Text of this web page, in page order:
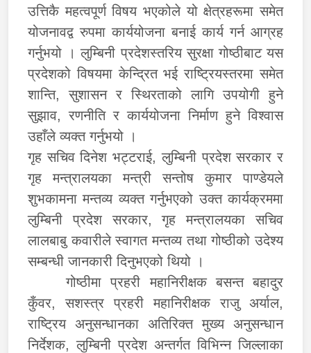
उत्तिकै महत्वपूर्ण विषय भएकोले यो क्षेत्रहरूमा समेत
योजनावद्व रुपमा कार्ययोजना बनाई कार्य गर्न आग्रह
गर्नुभयो । लुम्बिनी प्रदेशस्तरिय सुरक्षा गोष्ठीबाट यस
प्रदेशको विषयमा केन्द्रित भई राष्ट्रियस्तरमा समेत
शान्ति, सुशासन र स्थिरताको लागि उपयोगी हुने
सुझाव, रणनीति र कार्ययोजना निर्माण हुने विश्वास
उहाँले व्यक्त गर्नुभयो ।
गृह सचिव दिनेश भट्टराई, लुम्बिनी प्रदेश सरकार र
गृह मन्त्रालयका मन्त्री सन्तोष कुमार पाण्डेयले
शुभकामना मन्तव्य व्यक्त गर्नुभएको उक्त कार्यक्रममा
लुम्बिनी प्रदेश सरकार, गृह मन्त्रालयका सचिव
लालबाबु कवारीले स्वागत मन्तव्य तथा गोष्ठीको उदेश्य
सम्बन्धी जानकारी दिनुभएको थियो ।
गोष्ठीमा प्रहरी महानिरीक्षक बसन्त बहादुर
कुँवर, सशस्त्र प्रहरी महानिरीक्षक राजु अर्याल,
राष्ट्रिय अनुसन्धानका अतिरिक्त मुख्य अनुसन्धान
निर्देशक, लुम्बिनी प्रदेश अन्तर्गत विभिन्न जिल्लाका